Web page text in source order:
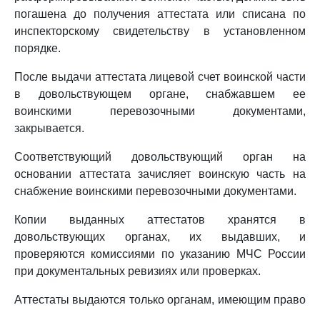
погашена до получения аттестата или списана по
инспекторскому свидетельству в установленном
порядке.
После выдачи аттестата лицевой счет воинской части
в довольствующем органе, снабжавшем ее
воинскими перевозочными документами,
закрывается.
Соответствующий довольствующий орган на
основании аттестата зачисляет воинскую часть на
снабжение воинскими перевозочными документами.
Копии выданных аттестатов хранятся в
довольствующих органах, их выдавших, и
проверяются комиссиями по указанию МЧС России
при документальных ревизиях или проверках.
Аттестаты выдаются только органам, имеющим право